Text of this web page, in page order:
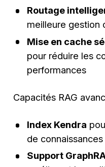
Routage
meilleure gestion
Mise en cache
pour réduire les
performances
Capacités RAG
Index Kendra
de connaissances
Support